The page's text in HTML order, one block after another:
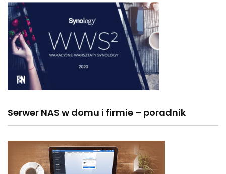
Serwer NAS w domu i firmie – poradnik